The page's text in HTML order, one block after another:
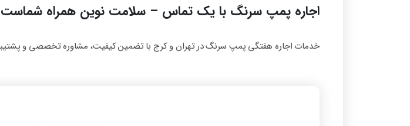
اجاره پمپ سرنگ با یک تماس – سلامت نوین همراه شماست
خدمات اجاره هفتگی پمپ سرنگ در تهران و کرج با تضمین کیفیت، مشاوره تخصصی و